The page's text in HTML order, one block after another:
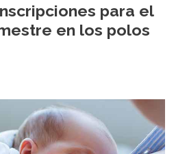
para el
en los polos